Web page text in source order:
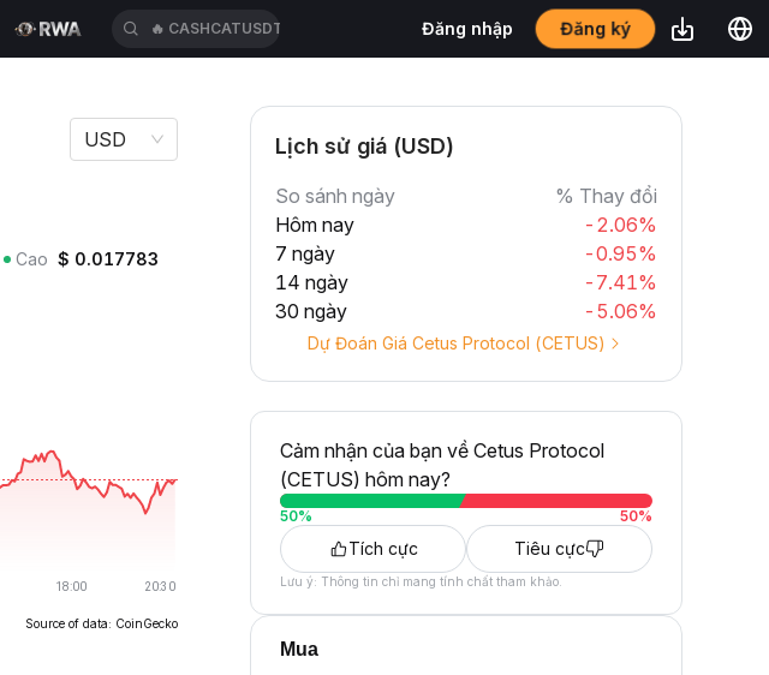
🔥 CASHCATUSDT Đăng nhập Đăng ký
USD
Cao $ 0.017783
Source of data: CoinGecko
Lịch sử giá (USD)
So sánh ngày
% Thay đổi
Hôm nay
-2.06%
7 ngày
-0.95%
14 ngày
-7.41%
30 ngày
-5.06%
Dự Đoán Giá Cetus Protocol (CETUS)
Cảm nhận của bạn về Cetus Protocol
(CETUS) hôm nay?
50% 50%
Tích cực Tiêu cực
Lưu ý: Thông tin chỉ mang tính chất tham khảo.
Mua